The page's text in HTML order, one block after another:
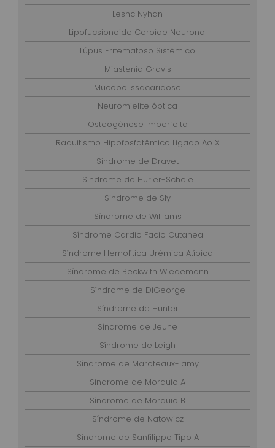
Leshc Nyhan
Lipofucsionoide Ceroide Neuronal
Lúpus Eritematoso Sistêmico
Miastenia Gravis
Mucopolissacaridose
Neuromielite óptica
Osteogênese Imperfeita
Raquitismo Hipofosfatêmico Ligado Ao X
Sindrome de Dravet
Sindrome de Hurler-Scheie
Sindrome de Sly
Síndrome de Williams
Síndrome Cardio Facio Cutanea
Síndrome Hemolítica Urêmica Atípica
Síndrome de Beckwith Wiedemann
Síndrome de DiGeorge
Síndrome de Hunter
Síndrome de Jeune
Síndrome de Leigh
Síndrome de Maroteaux-lamy
Síndrome de Morquio A
Síndrome de Morquio B
Síndrome de Natowicz
Síndrome de Sanfilippo Tipo A